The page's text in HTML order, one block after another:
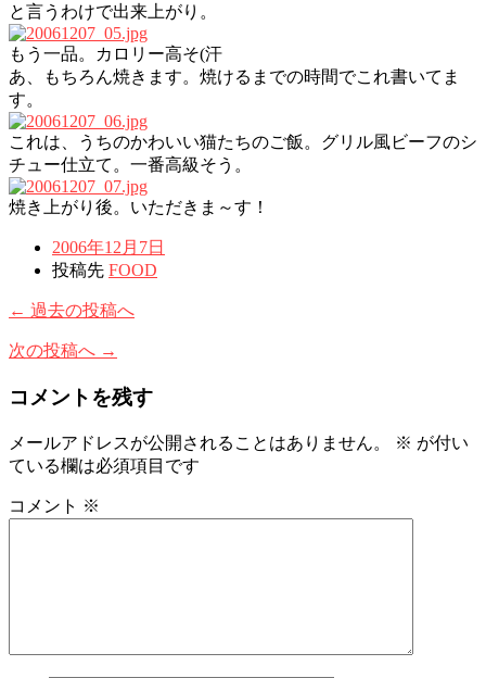
と言うわけで出来上がり。
もう一品。カロリー高そ(汗
あ、もちろん焼きます。焼けるまでの時間でこれ書いてま
す。
これは、うちのかわいい猫たちのご飯。グリル風ビーフのシ
チュー仕立て。一番高級そう。
焼き上がり後。いただきま～す！
2006年12月7日
投稿先 FOOD
← 過去の投稿へ
次の投稿へ →
コメントを残す
メールアドレスが公開されることはありません。 ※ が付い
ている欄は必須項目です
コメント ※